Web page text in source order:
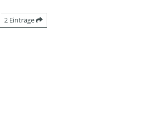
2 Einträge